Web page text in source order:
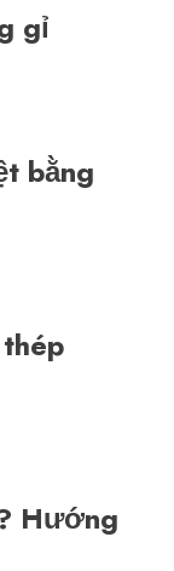
gỉ
bằng
Hướng